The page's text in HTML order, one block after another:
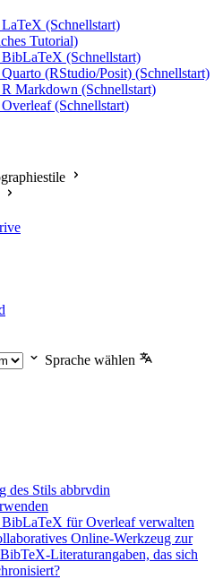
(Schnellstart)
Tutorial)
(Schnellstart)
(RStudio/Posit) (Schnellstart)
Markdown (Schnellstart)
(Schnellstart)
Sprache wählen
des Stils abbrvdin
für Overleaf verwalten
Online-Werkzeug zur
Literaturangaben, das sich